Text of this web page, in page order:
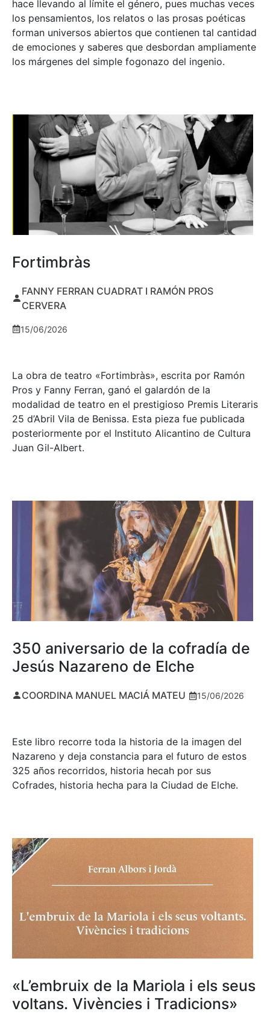
hace llevando al límite el género, pues muchas veces
los pensamientos, los relatos o las prosas poéticas
forman universos abiertos que contienen tal cantidad
de emociones y saberes que desbordan ampliamente
los márgenes del simple fogonazo del ingenio.
Fortimbràs
FANNY FERRAN CUADRAT I RAMÓN PROS
CERVERA
15/06/2026
La obra de teatro «Fortimbràs», escrita por Ramón
Pros y Fanny Ferran, ganó el galardón de la
modalidad de teatro en el prestigioso Premis Literaris
25 d’Abril Vila de Benissa. Esta pieza fue publicada
posteriormente por el Instituto Alicantino de Cultura
Juan Gil-Albert.
350 aniversario de la cofradía de
Jesús Nazareno de Elche
COORDINA MANUEL MACIÁ MATEU 15/06/2026
Este libro recorre toda la historia de la imagen del
Nazareno y deja constancia para el futuro de estos
325 años recorridos, historia hecah por sus
Cofrades, historia hecha para la Ciudad de Elche.
«L’embruix de la Mariola i els seus
voltans. Vivències i Tradicions»